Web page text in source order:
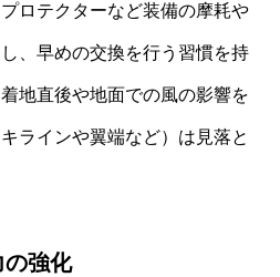
ロテクターなど装備の摩耗や
、早めの交換を行う習慣を持
地直後や地面での風の影響を
ラインや翼端など）は見落と
の強化